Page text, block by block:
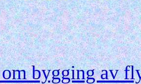
bygging av